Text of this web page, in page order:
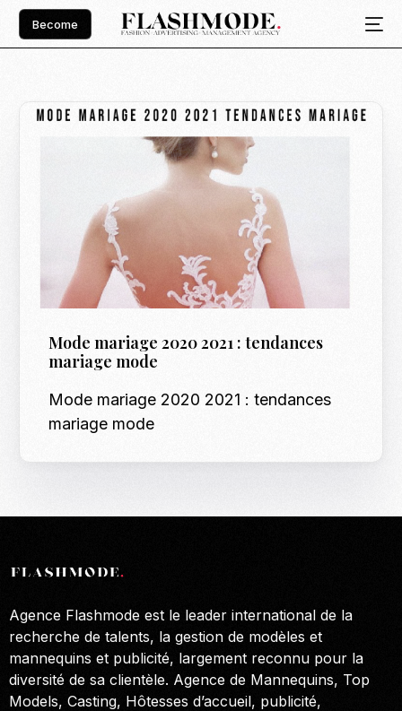
Become
Mode mariage 2020 2021 : tendances
mariage mode
Mode mariage 2020 2021 : tendances
mariage mode
Agence Flashmode est le leader international de la
recherche de talents, la gestion de modèles et
mannequins et publicité, largement reconnu pour la
diversité de sa clientèle. Agence de Mannequins, Top
Models, Casting, Hôtesses d’accueil, publicité,